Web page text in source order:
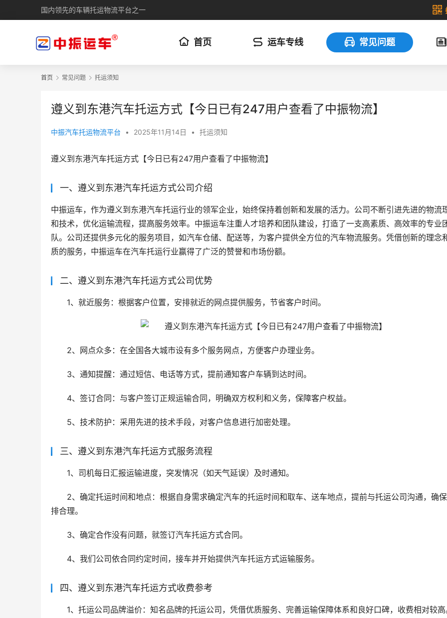
国内领先的车辆托运物流平台之一
首页 运车专线 常见问题
首页 常见问题 托运须知
遵义到东港汽车托运方式【今日已有247用户查看了中振物流】
中振汽车托运物流平台 • 2025年11月14日 • 托运须知
遵义到东港汽车托运方式【今日已有247用户查看了中振物流】
一、遵义到东港汽车托运方式公司介绍
中振运车，作为遵义到东港汽车托运行业的领军企业，始终保持着创新和发展的活力。公司不断引进先进的物流
和技术，优化运输流程，提高服务效率。中振运车注重人才培养和团队建设，打造了一支高素质、高效率的专业
队。公司还提供多元化的服务项目，如汽车仓储、配送等，为客户提供全方位的汽车物流服务。凭借创新的理念
质的服务，中振运车在汽车托运行业赢得了广泛的赞誉和市场份额。
二、遵义到东港汽车托运方式公司优势
1、就近服务：根据客户位置，安排就近的网点提供服务，节省客户时间。
2、网点众多：在全国各大城市设有多个服务网点，方便客户办理业务。
3、通知提醒：通过短信、电话等方式，提前通知客户车辆到达时间。
4、签订合同：与客户签订正规运输合同，明确双方权利和义务，保障客户权益。
5、技术防护：采用先进的技术手段，对客户信息进行加密处理。
三、遵义到东港汽车托运方式服务流程
1、司机每日汇报运输进度，突发情况（如天气延误）及时通知。
2、确定托运时间和地点：根据自身需求确定汽车的托运时间和取车、送车地点，提前与托运公司沟通，确
排合理。
3、确定合作没有问题，就签订汽车托运方式合同。
4、我们公司依合同约定时间，接车并开始提供汽车托运方式运输服务。
四、遵义到东港汽车托运方式收费参考
1、托运公司品牌溢价：知名品牌的托运公司，凭借优质服务、完善运输保障体系和良好口碑，收费相对较高